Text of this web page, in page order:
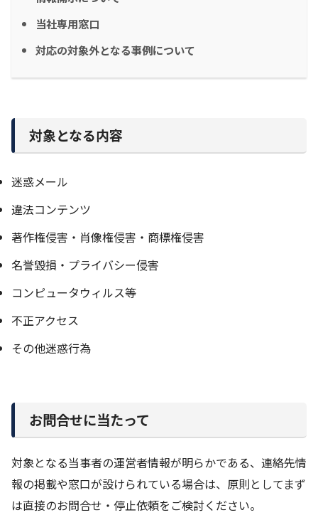
当社専用窓口
対応の対象外となる事例について
対象となる内容
迷惑メール
違法コンテンツ
著作権侵害・肖像権侵害・商標権侵害
名誉毀損・プライバシー侵害
コンピュータウィルス等
不正アクセス
その他迷惑行為
お問合せに当たって
対象となる当事者の運営者情報が明らかである、連絡先情
報の掲載や窓口が設けられている場合は、原則としてまず
は直接のお問合せ・停止依頼をご検討ください。